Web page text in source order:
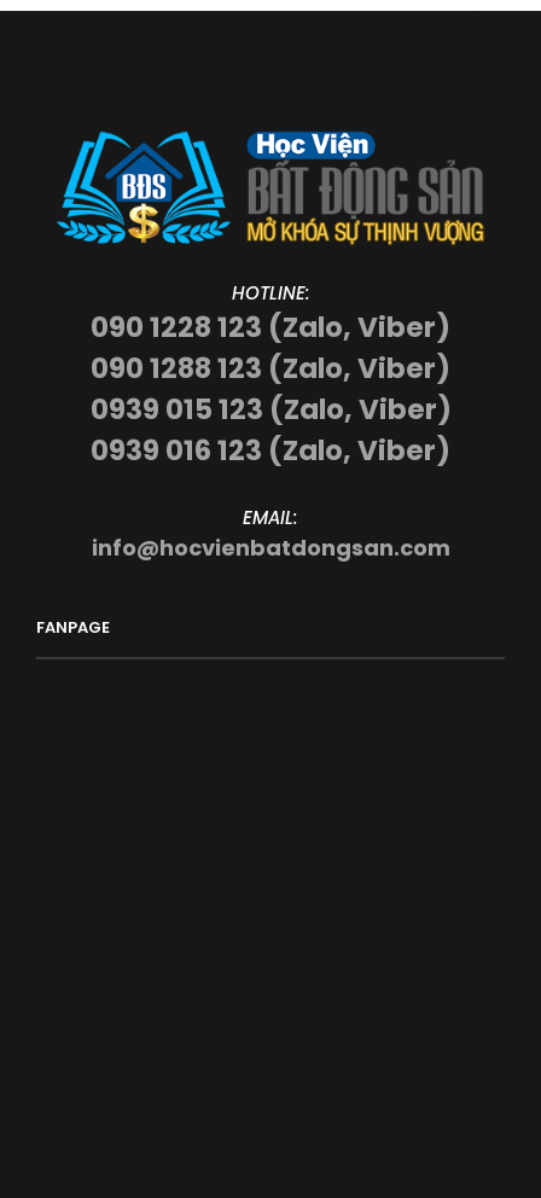
HOTLINE:
090 1228 123 (Zalo, Viber)
090 1288 123 (Zalo, Viber)
0939 015 123 (Zalo, Viber)
0939 016 123 (Zalo, Viber)
EMAIL:
info@hocvienbatdongsan.com
FANPAGE